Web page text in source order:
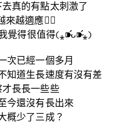
真的有點太刺激了
越適應👌🏻
覺得很值得(⁎⁍̴̛ᴗ⁍̴̛⁎)
次已經一個多月
知道生長速度有沒有差
長長一些些
今還沒有長出來
概少了三成？